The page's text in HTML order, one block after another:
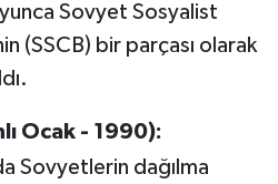
Sovyet Sosyalist
(SSCB) bir parçası olarak
Ocak - 1990):
Sovyetlerin dağılma